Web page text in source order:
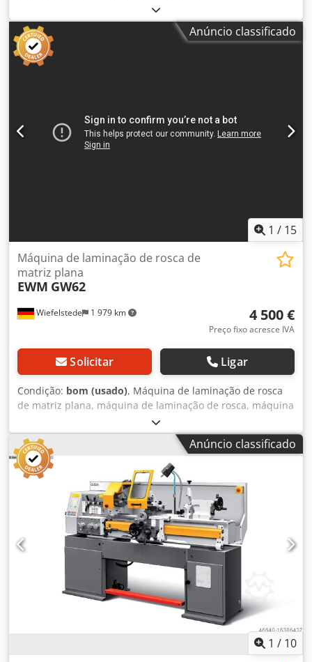
Anúncio classificado
1 / 15
Wiefelstede 1 979 km
Máquina de laminação de rosca de
matriz plana
EWM GW62
4 500 €
Preço fixo acresce IVA
Solicitar Ligar
Condição: bom (usado), Máquina de laminação de rosca
de matriz plana, máquina de laminação de rosca, máquina
de laminação de rosca de segmento, máquina de
conformação a frio, máquina de serrilha, máquina de
laminação de rosca Crodpfxji Eg Nko Ak Tof -Fabricante:
EWM, máquina de laminação de roscas planas, máquina
de serrilha -Tipo: infelizmente sem designação de tipo -
Acionamento: 4,6/5,8 kW 1435/2890 rpm -Acionamento por
correia: 3 vezes ajustável -Placa de serrilha: RAA 1.0 -
Lubrificação centralizada: -Dimensões: 1680/920/H1440
mm -Peso: 1308 kg
Anúncio classificado
1 / 10